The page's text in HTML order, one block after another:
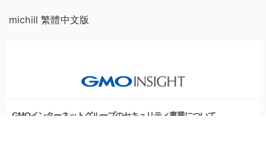
michill 繁體中文版
GMOインターネットグループのセキュリティ事業について